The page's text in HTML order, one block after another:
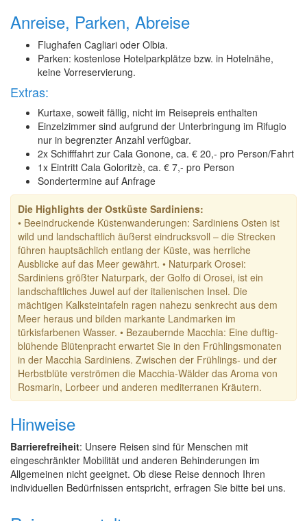
Anreise, Parken, Abreise
Flughafen Cagliari oder Olbia.
Parken: kostenlose Hotelparkplätze bzw. in Hotelnähe,
keine Vorreservierung.
Extras:
Kurtaxe, soweit fällig, nicht im Reisepreis enthalten
Einzelzimmer sind aufgrund der Unterbringung im Rifugio
nur in begrenzter Anzahl verfügbar.
2x Schifffahrt zur Cala Gonone, ca. € 20,- pro Person/Fahrt
1x Eintritt Cala Goloritzè, ca. € 7,- pro Person
Sondertermine auf Anfrage
Die Highlights der Ostküste Sardiniens:
• Beeindruckende Küstenwanderungen: Sardiniens Osten ist
wild und landschaftlich äußerst eindrucksvoll – die Strecken
führen hauptsächlich entlang der Küste, was herrliche
Ausblicke auf das Meer gewährt. • Naturpark Orosei:
Sardiniens größter Naturpark, der Golfo di Orosei, ist ein
landschaftliches Juwel auf der italienischen Insel. Die
mächtigen Kalksteintafeln ragen nahezu senkrecht aus dem
Meer heraus und bilden markante Landmarken im
türkisfarbenen Wasser. • Bezaubernde Macchia: Eine duftig-
blühende Blütenpracht erwartet Sie in den Frühlingsmonaten
in der Macchia Sardiniens. Zwischen der Frühlings- und der
Herbstblüte verströmen die Macchia-Wälder das Aroma von
Rosmarin, Lorbeer und anderen mediterranen Kräutern.
Hinweise
Barrierefreiheit: Unsere Reisen sind für Menschen mit
eingeschränkter Mobilität und anderen Behinderungen im
Allgemeinen nicht geeignet. Ob diese Reise dennoch Ihren
individuellen Bedürfnissen entspricht, erfragen Sie bitte bei uns.